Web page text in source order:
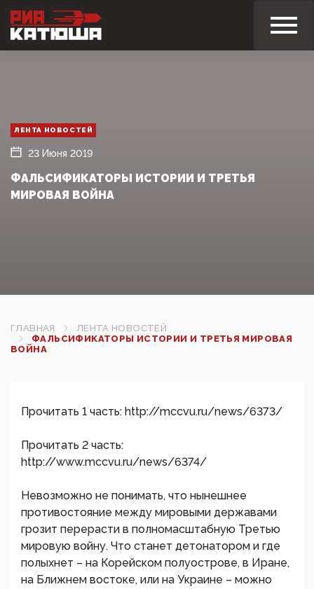
ЛЕНТА НОВОСТЕЙ
23 Июня 2019
ФАЛЬСИФИКАТОРЫ ИСТОРИИ И ТРЕТЬЯ
МИРОВАЯ ВОЙНА
ГЛАВНАЯ
ЛЕНТА НОВОСТЕЙ
ФАЛЬСИФИКАТОРЫ ИСТОРИИ И ТРЕТЬЯ МИРОВАЯ
ВОЙНА
Прочитать 1 часть: http://mccvu.ru/news/6373/
Прочитать 2 часть:
http://www.mccvu.ru/news/6374/
Невозможно не понимать, что нынешнее
противостояние между мировыми державами
грозит перерасти в полномасштабную Третью
мировую войну. Что станет детонатором и где
полыхнет – на Корейском полуострове, в Иране,
на Ближнем востоке, или на Украине – можно